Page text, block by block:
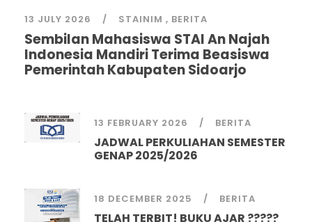
13 JULY 2026 STAINIM , BERITA
Sembilan Mahasiswa STAI An Najah
Indonesia Mandiri Terima Beasiswa
Pemerintah Kabupaten Sidoarjo
13 FEBRUARY 2026 BERITA
JADWAL PERKULIAHAN SEMESTER
GENAP 2025/2026
18 DECEMBER 2025 BERITA
TELAH TERBIT! BUKU AJAR ?????